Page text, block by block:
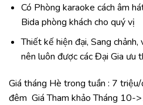
Có Phòng karaoke cách âm
Bida phòng khách cho quý vị
Thiết kế hiện đại, Sang
nên luôn được các Đại Gia ưu
Giá tháng Hè trong tuần : 7
đêm Giá Tham khảo Tháng 10-